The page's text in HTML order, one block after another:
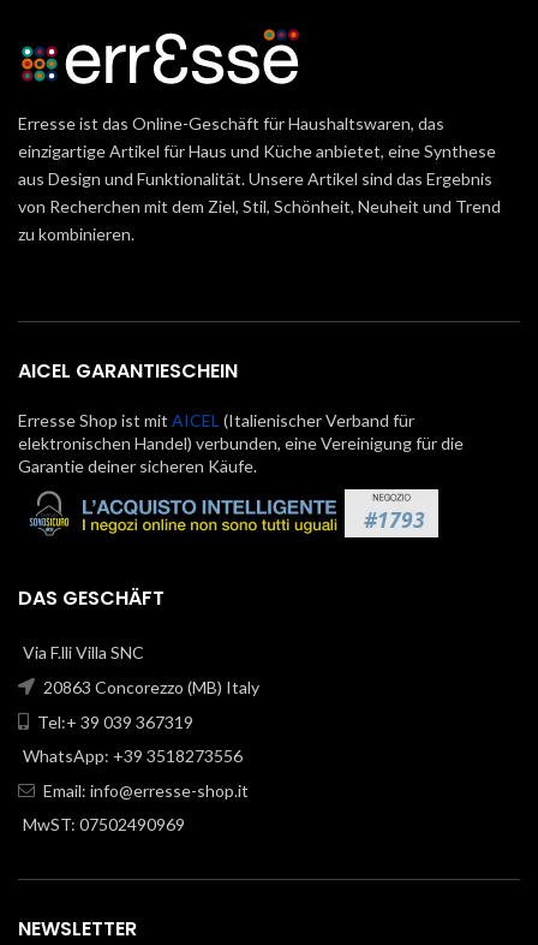
Erresse ist das Online-Geschäft für Haushaltswaren, das
einzigartige Artikel für Haus und Küche anbietet, eine Synthese
aus Design und Funktionalität. Unsere Artikel sind das Ergebnis
von Recherchen mit dem Ziel, Stil, Schönheit, Neuheit und Trend
zu kombinieren.
AICEL GARANTIESCHEIN
Erresse Shop ist mit AICEL (Italienischer Verband für
elektronischen Handel) verbunden, eine Vereinigung für die
Garantie deiner sicheren Käufe.
DAS GESCHÄFT
Via F.lli Villa SNC
20863 Concorezzo (MB) Italy
Tel:+ 39 039 367319
WhatsApp: +39 3518273556
Email: info@erresse-shop.it
MwST: 07502490969
NEWSLETTER